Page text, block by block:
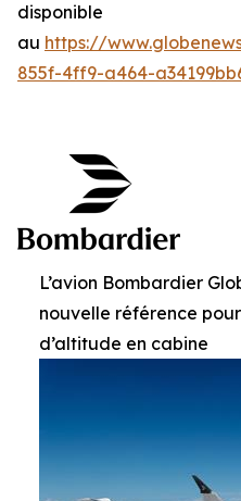
disponible
au https://
855f-4ff9-a464-
L’avion Bombardier
nouvelle référence
d’altitude en cabine